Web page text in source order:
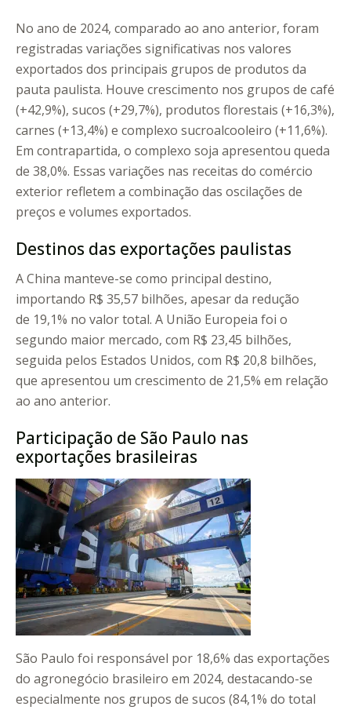
No ano de 2024, comparado ao ano anterior, foram
registradas variações significativas nos valores
exportados dos principais grupos de produtos da
pauta paulista. Houve crescimento nos grupos de café
(+42,9%), sucos (+29,7%), produtos florestais (+16,3%),
carnes (+13,4%) e complexo sucroalcooleiro (+11,6%).
Em contrapartida, o complexo soja apresentou queda
de 38,0%. Essas variações nas receitas do comércio
exterior refletem a combinação das oscilações de
preços e volumes exportados.
Destinos das exportações paulistas
A China manteve-se como principal destino,
importando R$ 35,57 bilhões, apesar da redução
de 19,1% no valor total. A União Europeia foi o
segundo maior mercado, com R$ 23,45 bilhões,
seguida pelos Estados Unidos, com R$ 20,8 bilhões,
que apresentou um crescimento de 21,5% em relação
ao ano anterior.
Participação de São Paulo nas
exportações brasileiras
São Paulo foi responsável por 18,6% das exportações
do agronegócio brasileiro em 2024, destacando-se
especialmente nos grupos de sucos (84,1% do total